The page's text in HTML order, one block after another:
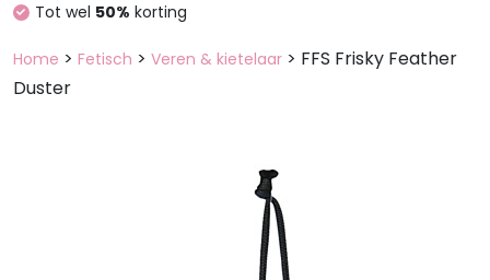
Tot wel 50% korting
Home > Fetisch > Veren & kietelaar > FFS Frisky Feather
Duster